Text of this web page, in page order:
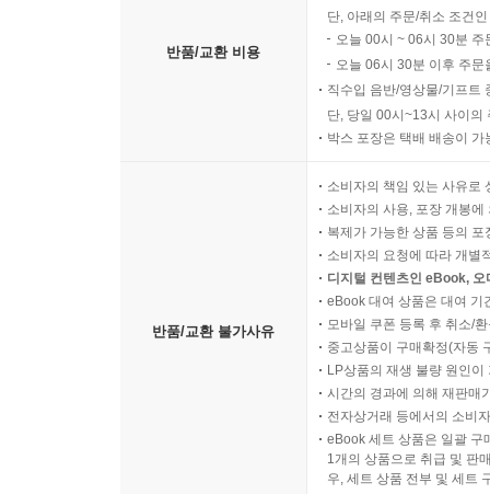
반품/교환 비용
단, 아래의 주문/취소 조건
오늘 00시 ~ 06시 30분
오늘 06시 30분 이후 주
직수입 음반/영상물/기프트
단, 당일 00시~13시 사이의
박스 포장은 택배 배송이
반품/교환 불가사유
소비자의 책임 있는 사유로
소비자의 사용, 포장 개봉
복제가 가능한 상품 등의
소비자의 요청에 따라 개별
디지털 컨텐츠인 eBook,
eBook 대여 상품은 대여 기
모바일 쿠폰 등록 후 취소/
중고상품이 구매확정(자동
LP상품의 재생 불량 원인
시간의 경과에 의해 재판매
전자상거래 등에서의 소비
eBook 세트 상품은 일괄 구
1개의 상품으로 취급 및 판
우, 세트 상품 전부 및 세트